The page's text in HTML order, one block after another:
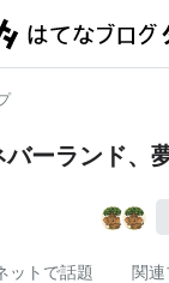
バーランド、
ットで話題 関